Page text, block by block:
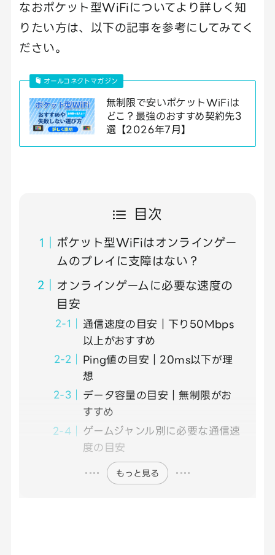
なおポケット型WiFiについてより詳しく知
りたい方は、以下の記事を参考にしてみてく
ださい。
オールコネクトマガジン
無制限で安いポケットWiFiは
どこ？最強のおすすめ契約先3
選【2026年7月】
目次
ポケット型WiFiはオンラインゲー
ムのプレイに支障はない？
オンラインゲームに必要な速度の
目安
通信速度の目安｜下り50Mbps
以上がおすすめ
Ping値の目安｜20ms以下が理
想
データ容量の目安｜無制限がお
すすめ
ゲームジャンル別に必要な通信速
度の目安
もっと見る